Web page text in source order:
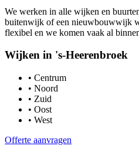
We werken in alle wijken en
buitenwijk of een nieuwbouwwijk
flexibel en we komen vaak al
Wijken in 's-Heerenbroek
• Centrum
• Noord
• Zuid
• Oost
• West
Offerte aanvragen